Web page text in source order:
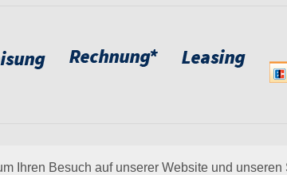
Ihren Besuch auf unserer Website und
Weltweit setzen wir unsere
um. Erfahren Sie mehr über uns. mehr über